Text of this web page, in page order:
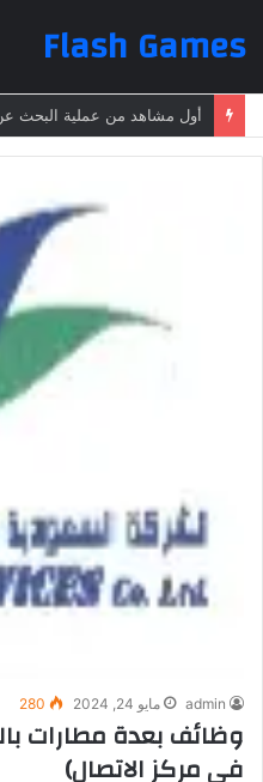
Flash Games
admin مايو 24, 2024 280
وظائف بعدة مطارات
في مركز الاتصال)